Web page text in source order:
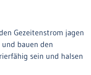
Gezeitenstrom jagen
bauen den
sein und halsen